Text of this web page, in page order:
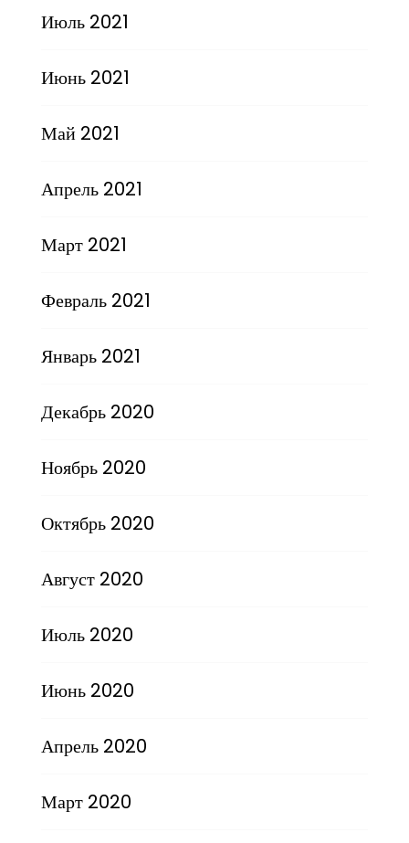
Июль 2021
Июнь 2021
Май 2021
Апрель 2021
Март 2021
Февраль 2021
Январь 2021
Декабрь 2020
Ноябрь 2020
Октябрь 2020
Август 2020
Июль 2020
Июнь 2020
Апрель 2020
Март 2020